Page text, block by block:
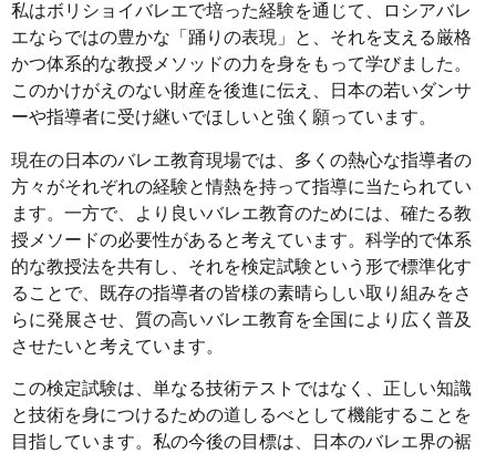
私はボリショイバレエで培った経験を通じて、ロシアバレ
エならではの豊かな「踊りの表現」と、それを支える厳格
かつ体系的な教授メソッドの力を身をもって学びました。
このかけがえのない財産を後進に伝え、日本の若いダンサ
ーや指導者に受け継いでほしいと強く願っています。
現在の日本のバレエ教育現場では、多くの熱心な指導者の
方々がそれぞれの経験と情熱を持って指導に当たられてい
ます。一方で、より良いバレエ教育のためには、確たる教
授メソードの必要性があると考えています。科学的で体系
的な教授法を共有し、それを検定試験という形で標準化す
ることで、既存の指導者の皆様の素晴らしい取り組みをさ
らに発展させ、質の高いバレエ教育を全国により広く普及
させたいと考えています。
この検定試験は、単なる技術テストではなく、正しい知識
と技術を身につけるための道しるべとして機能することを
目指しています。私の今後の目標は、日本のバレエ界の裾